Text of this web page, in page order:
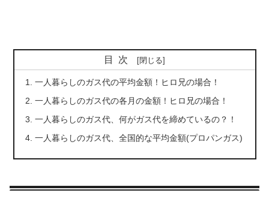
目次
一人暮らしのガス代の平均金額！ヒロ兄の場合！
一人暮らしのガス代の各月の金額！ヒロ兄の場合！
一人暮らしのガス代、何がガス代を締めているの？！
一人暮らしのガス代、全国的な平均金額(プロパンガス)